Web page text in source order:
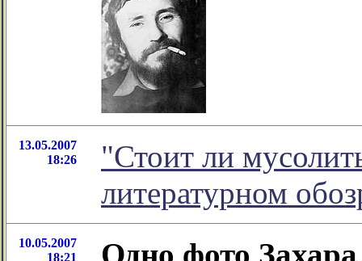
13.05.2007
18:26
"Стоит ли
литературном
10.05.2007
18:21